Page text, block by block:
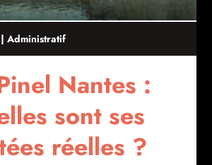
|Administratif
Nantes :
sont ses
réelles ?